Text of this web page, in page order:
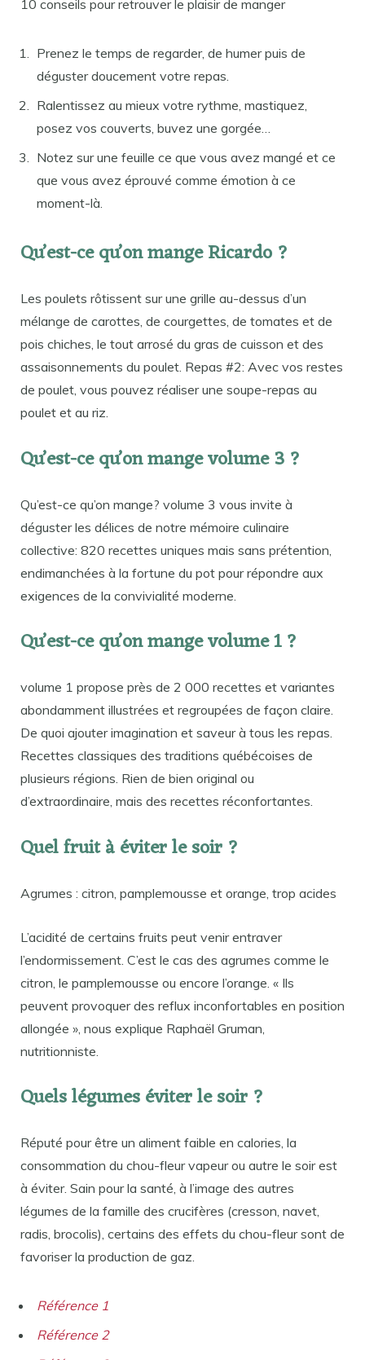
10 conseils pour retrouver le plaisir de manger
Prenez le temps de regarder, de humer puis de
déguster doucement votre repas.
Ralentissez au mieux votre rythme, mastiquez,
posez vos couverts, buvez une gorgée…
Notez sur une feuille ce que vous avez mangé et ce
que vous avez éprouvé comme émotion à ce
moment-là.
Qu’est-ce qu’on mange Ricardo ?
Les poulets rôtissent sur une grille au-dessus d’un
mélange de carottes, de courgettes, de tomates et de
pois chiches, le tout arrosé du gras de cuisson et des
assaisonnements du poulet. Repas #2: Avec vos restes
de poulet, vous pouvez réaliser une soupe-repas au
poulet et au riz.
Qu’est-ce qu’on mange volume 3 ?
Qu’est-ce qu’on mange? volume 3 vous invite à
déguster les délices de notre mémoire culinaire
collective: 820 recettes uniques mais sans prétention,
endimanchées à la fortune du pot pour répondre aux
exigences de la convivialité moderne.
Qu’est-ce qu’on mange volume 1 ?
volume 1 propose près de 2 000 recettes et variantes
abondamment illustrées et regroupées de façon claire.
De quoi ajouter imagination et saveur à tous les repas.
Recettes classiques des traditions québécoises de
plusieurs régions. Rien de bien original ou
d’extraordinaire, mais des recettes réconfortantes.
Quel fruit à éviter le soir ?
Agrumes : citron, pamplemousse et orange, trop acides
L’acidité de certains fruits peut venir entraver
l’endormissement. C’est le cas des agrumes comme le
citron, le pamplemousse ou encore l’orange. « Ils
peuvent provoquer des reflux inconfortables en position
allongée », nous explique Raphaël Gruman,
nutritionniste.
Quels légumes éviter le soir ?
Réputé pour être un aliment faible en calories, la
consommation du chou-fleur vapeur ou autre le soir est
à éviter. Sain pour la santé, à l’image des autres
légumes de la famille des crucifères (cresson, navet,
radis, brocolis), certains des effets du chou-fleur sont de
favoriser la production de gaz.
Référence 1
Référence 2